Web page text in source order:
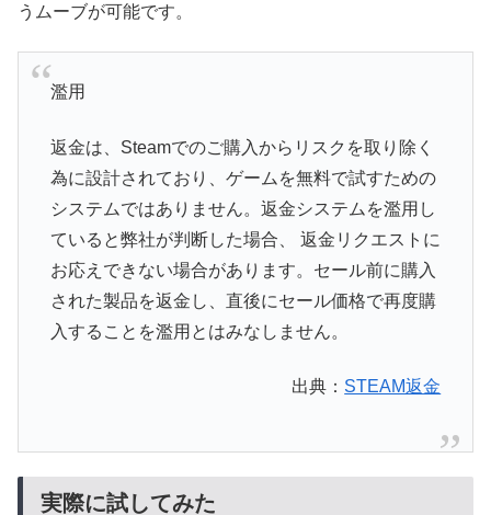
うムーブが可能です。
濫用
返金は、Steamでのご購入からリスクを取り除く
為に設計されており、ゲームを無料で試すための
システムではありません。返金システムを濫用し
ていると弊社が判断した場合、 返金リクエストに
お応えできない場合があります。セール前に購入
された製品を返金し、直後にセール価格で再度購
入することを濫用とはみなしません。
出典： STEAM返金
実際に試してみた